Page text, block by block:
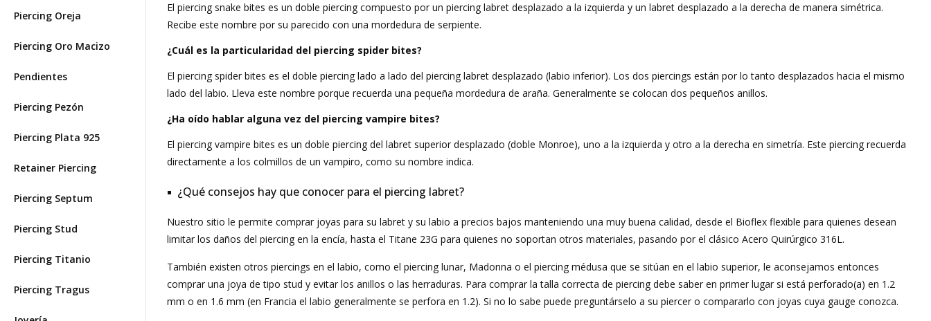
Piercing Oreja
Piercing Oro Macizo
Pendientes
Piercing Pezón
Piercing Plata 925
Retainer Piercing
Piercing Septum
Piercing Stud
Piercing Titanio
Piercing Tragus
El piercing snake bites es un doble piercing compuesto por un piercing labret desplazado a la izquierda y un labret desplazado a la derecha de manera simétrica.
Recibe este nombre por su parecido con una mordedura de serpiente.
¿Cuál es la particularidad del piercing spider bites?
El piercing spider bites es el doble piercing lado a lado del piercing labret desplazado (labio inferior). Los dos piercings están por lo tanto desplazados hacia el mismo
lado del labio. Lleva este nombre porque recuerda una pequeña mordedura de araña. Generalmente se colocan dos pequeños anillos.
¿Ha oído hablar alguna vez del piercing vampire bites?
El piercing vampire bites es un doble piercing del labret superior desplazado (doble Monroe), uno a la izquierda y otro a la derecha en simetría. Este piercing recuerda
directamente a los colmillos de un vampiro, como su nombre indica.
¿Qué consejos hay que conocer para el piercing labret?
Nuestro sitio le permite comprar joyas para su labret y su labio a precios bajos manteniendo una muy buena calidad, desde el Bioflex flexible para quienes desean
limitar los daños del piercing en la encía, hasta el Titane 23G para quienes no soportan otros materiales, pasando por el clásico Acero Quirúrgico 316L.
También existen otros piercings en el labio, como el piercing lunar, Madonna o el piercing médusa que se sitúan en el labio superior, le aconsejamos entonces
comprar una joya de tipo stud y evitar los anillos o las herraduras. Para comprar la talla correcta de piercing debe saber en primer lugar si está perforado(a) en 1.2
mm o en 1.6 mm (en Francia el labio generalmente se perfora en 1.2). Si no lo sabe puede preguntárselo a su piercer o compararlo con joyas cuya gauge conozca.